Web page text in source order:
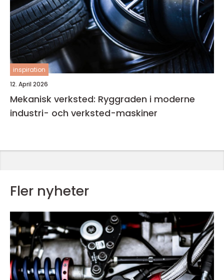
inspiration
12. April 2026
Mekanisk verksted: Ryggraden i moderne
industri- och verksted-maskiner
Fler nyheter